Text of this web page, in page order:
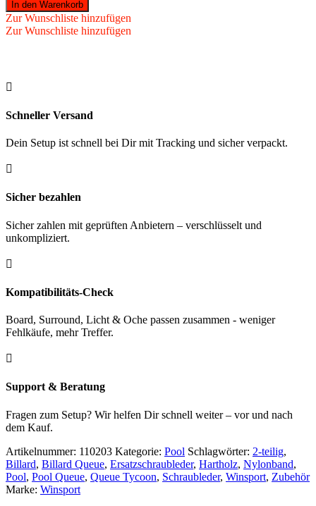
TC-
3
blau
In den Warenkorb
Zur Wunschliste hinzufügen
Zur Wunschliste hinzufügen

Schneller Versand
Dein Setup ist schnell bei Dir mit Tracking und sicher verpackt.

Sicher bezahlen
Sicher zahlen mit geprüften Anbietern – verschlüsselt und
unkompliziert.

Kompatibilitäts-Check
Board, Surround, Licht & Oche passen zusammen - weniger
Fehlkäufe, mehr Treffer.

Support & Beratung
Fragen zum Setup? Wir helfen Dir schnell weiter – vor und nach
dem Kauf.
Artikelnummer: 110203 Kategorie: Pool Schlagwörter: 2-teilig,
Billard, Billard Queue, Ersatzschraubleder, Hartholz, Nylonband,
Pool, Pool Queue, Queue Tycoon, Schraubleder, Winsport, Zubehör
Marke: Winsport